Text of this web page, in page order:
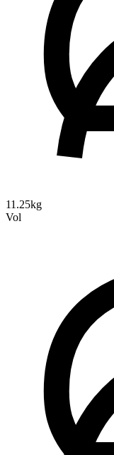
11.25kg
Vol